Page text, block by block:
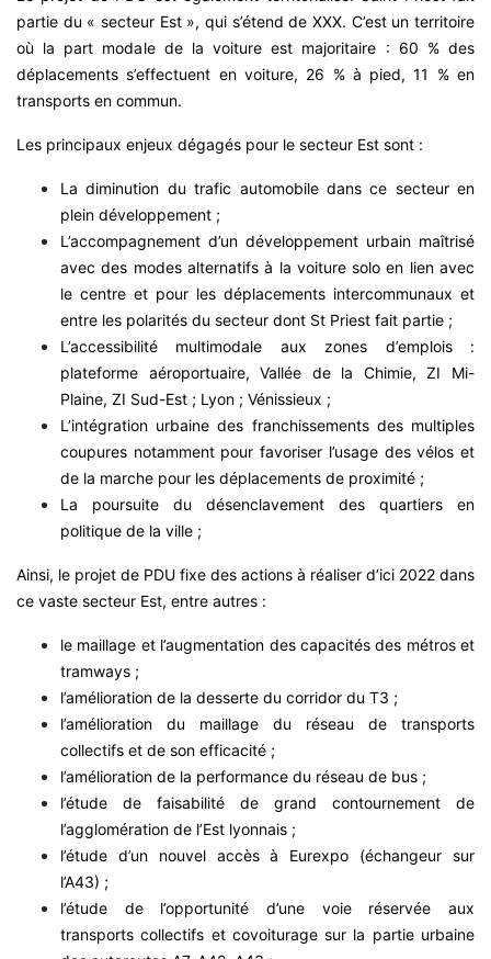
partie du « secteur Est », qui s’étend de XXX. C’est un territoire
où la part modale de la voiture est majoritaire : 60 % des
déplacements s’effectuent en voiture, 26 % à pied, 11 % en
transports en commun.
Les principaux enjeux dégagés pour le secteur Est sont :
La diminution du trafic automobile dans ce secteur en
plein développement ;
L’accompagnement d’un développement urbain maîtrisé
avec des modes alternatifs à la voiture solo en lien avec
le centre et pour les déplacements intercommunaux et
entre les polarités du secteur dont St Priest fait partie ;
L’accessibilité multimodale aux zones d’emplois :
plateforme aéroportuaire, Vallée de la Chimie, ZI Mi-
Plaine, ZI Sud-Est ; Lyon ; Vénissieux ;
L’intégration urbaine des franchissements des multiples
coupures notamment pour favoriser l’usage des vélos et
de la marche pour les déplacements de proximité ;
La poursuite du désenclavement des quartiers en
politique de la ville ;
Ainsi, le projet de PDU fixe des actions à réaliser d’ici 2022 dans
ce vaste secteur Est, entre autres :
le maillage et l’augmentation des capacités des métros et
tramways ;
l’amélioration de la desserte du corridor du T3 ;
l’amélioration du maillage du réseau de transports
collectifs et de son efficacité ;
l’amélioration de la performance du réseau de bus ;
l’étude de faisabilité de grand contournement de
l’agglomération de l’Est lyonnais ;
l’étude d’un nouvel accès à Eurexpo (échangeur sur
l’A43) ;
l’étude de l’opportunité d’une voie réservée aux
transports collectifs et covoiturage sur la partie urbaine